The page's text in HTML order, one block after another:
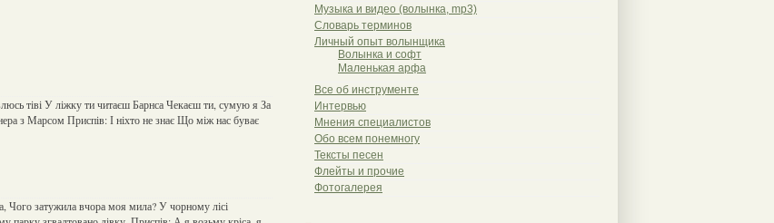
Музыка и видео (волынка, mp3)
Словарь терминов
Личный опыт волынщика
Волынка и софт
Маленькая арфа
Все об инструменте
Интервью
Мнения специалистов
Обо всем понемногу
Тексты песен
Флейты и прочие
Фотогалерея
тіві У ліжку ти читаєш Барнса Чекаєш ти, сумую я За
з Марсом Приспів: І ніхто не знає Що між нас буває
Чого затужила вчора моя мила? У чорному лісі